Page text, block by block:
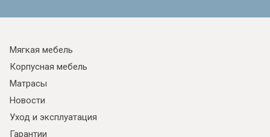
Мягкая мебель
Корпусная мебель
Матрасы
Новости
Уход и эксплуатация
Гарантии